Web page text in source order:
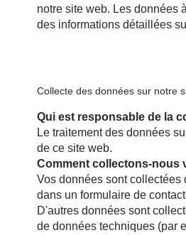
notre site web. Les données
des informations détaillées
Collecte des données sur notre
Qui est responsable de la
Le traitement des données
de ce site web.
Comment collectons-nous
Vos données sont
dans un formulaire de
D'autres données sont
de données techniques (par